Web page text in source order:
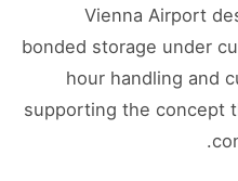
Vienna Airport
bonded storage under
hour handling and
supporting the concept